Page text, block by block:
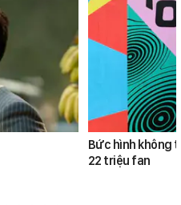
Bức hình không
22 triệu fan